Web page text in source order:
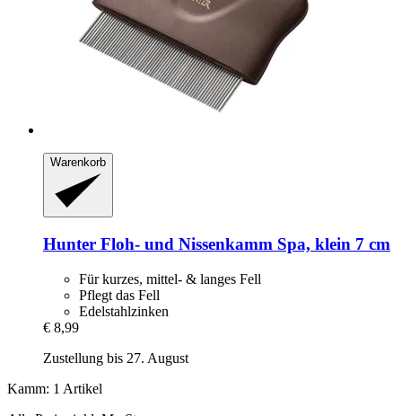
Warenkorb
Hunter Floh-​ und Nissenkamm Spa, klein 7 cm
Für kurzes, mittel- & langes Fell
Pflegt das Fell
Edelstahlzinken
€ 8,99
Zustellung bis 27. August
Kamm: 1 Artikel